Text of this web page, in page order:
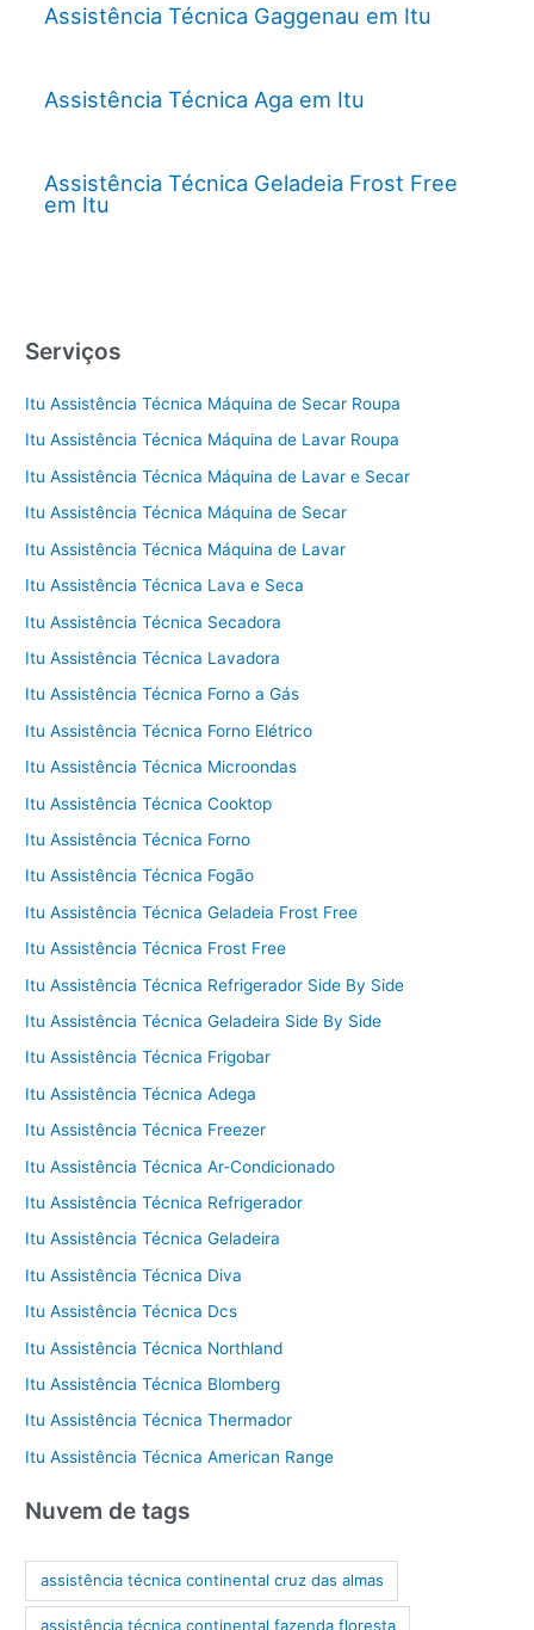
Assistência Técnica Gaggenau em Itu
Assistência Técnica Aga em Itu
Assistência Técnica Geladeia Frost Free
em Itu
Serviços
Itu Assistência Técnica Máquina de Secar Roupa
Itu Assistência Técnica Máquina de Lavar Roupa
Itu Assistência Técnica Máquina de Lavar e Secar
Itu Assistência Técnica Máquina de Secar
Itu Assistência Técnica Máquina de Lavar
Itu Assistência Técnica Lava e Seca
Itu Assistência Técnica Secadora
Itu Assistência Técnica Lavadora
Itu Assistência Técnica Forno a Gás
Itu Assistência Técnica Forno Elétrico
Itu Assistência Técnica Microondas
Itu Assistência Técnica Cooktop
Itu Assistência Técnica Forno
Itu Assistência Técnica Fogão
Itu Assistência Técnica Geladeia Frost Free
Itu Assistência Técnica Frost Free
Itu Assistência Técnica Refrigerador Side By Side
Itu Assistência Técnica Geladeira Side By Side
Itu Assistência Técnica Frigobar
Itu Assistência Técnica Adega
Itu Assistência Técnica Freezer
Itu Assistência Técnica Ar-Condicionado
Itu Assistência Técnica Refrigerador
Itu Assistência Técnica Geladeira
Itu Assistência Técnica Diva
Itu Assistência Técnica Dcs
Itu Assistência Técnica Northland
Itu Assistência Técnica Blomberg
Itu Assistência Técnica Thermador
Itu Assistência Técnica American Range
Nuvem de tags
assistência técnica continental cruz das almas
assistência técnica continental fazenda floresta